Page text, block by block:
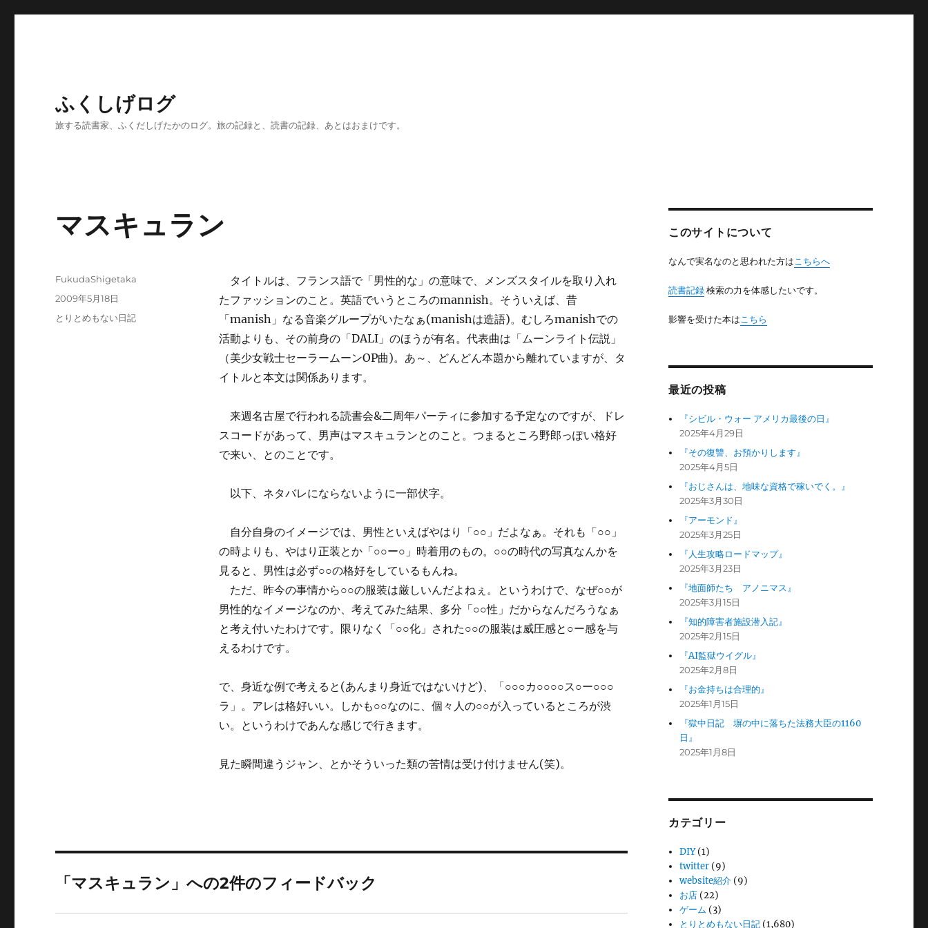
ふくしげログ
旅する読書家、ふくだしげたかのログ。旅の記録と、読書の記録、あとはおまけです。
マスキュラン
タイトルは、フランス語で「男性的な」の意味で、メンズスタイルを取り入れ
たファッションのこと。英語でいうところのmannish。そういえば、昔
「manish」なる音楽グループがいたなぁ(manishは造語)。むしろmanishでの
活動よりも、その前身の「DALI」のほうが有名。代表曲は「ムーンライト伝説」
（美少女戦士セーラームーンOP曲)。あ～、どんどん本題から離れていますが、タ
イトルと本文は関係あります。
来週名古屋で行われる読書会&二周年パーティに参加する予定なのですが、ドレ
スコードがあって、男声はマスキュランとのこと。つまるところ野郎っぽい格好
で来い、とのことです。
以下、ネタバレにならないように一部伏字。
自分自身のイメージでは、男性といえばやはり「○○」だよなぁ。それも「○○」
の時よりも、やはり正装とか「○○ー○」時着用のもの。○○の時代の写真なんかを
見ると、男性は必ず○○の格好をしているもんね。
ただ、昨今の事情から○○の服装は厳しいんだよねぇ。というわけで、なぜ○○が
男性的なイメージなのか、考えてみた結果、多分「○○性」だからなんだろうなぁ
と考え付いたわけです。限りなく「○○化」された○○の服装は威圧感と○ー感を与
えるわけです。
で、身近な例で考えると(あんまり身近ではないけど)、「○○○カ○○○○ス○ー○○○
ラ」。アレは格好いい。しかも○○なのに、個々人の○○が入っているところが渋
い。というわけであんな感じで行きます。
見た瞬間違うジャン、とかそういった類の苦情は受け付けません(笑)。
投
FukudaShigetaka
投
2009年5月18日
カ
とりとめもない日記
「マスキュラン」への2件のフィードバック
このサイトについて
なんで実名なのと思われた方はこちらへ
読書記録検索の力を体感したいです。
影響を受けた本はこちら
最近の投稿
『シビル・ウォー アメリカ最後の日』
2025年4月29日
『その復讐、お預かりします』
2025年4月5日
『おじさんは、地味な資格で稼いでく。』
2025年3月30日
『アーモンド』
2025年3月25日
『人生攻略ロードマップ』
2025年3月23日
『地面師たち アノニマス』
2025年3月15日
『知的障害者施設潜入記』
2025年2月15日
『AI監獄ウイグル』
2025年2月8日
『お金持ちは合理的』
2025年1月15日
『獄中日記 塀の中に落ちた法務大臣の1160
日』
2025年1月8日
カテゴリー
DIY(1)
twitter (9)
website紹介 (9)
お店 (22)
ゲーム (3)
とりとめもない日記 (1,680)